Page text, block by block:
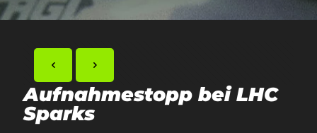
Aufnahmestopp bei LHC
Sparks